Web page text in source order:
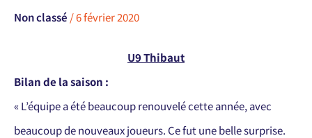
Non classé /6 février 2020
U9 Thibaut
Bilan de la saison :
« L’équipe a été beaucoup renouvelé cette année, avec
beaucoup de nouveaux joueurs. Ce fut une belle surprise.